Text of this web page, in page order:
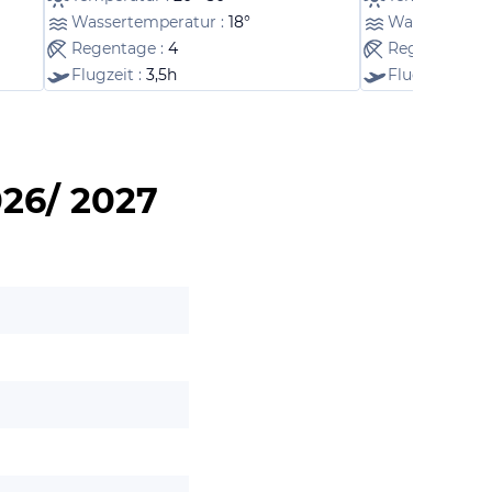
Wassertemperatur : 18°
Regentage : 4
Flugzeit : 3,5h
Regentage :
Flugzeit :
2027